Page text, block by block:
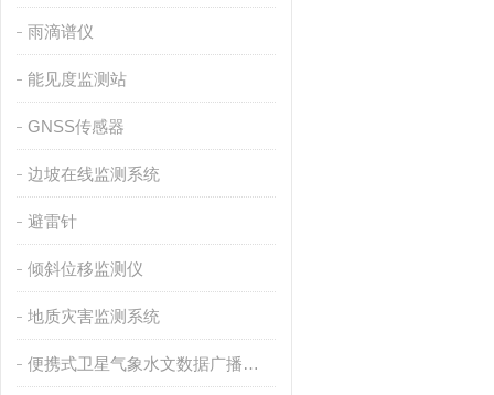
雨滴谱仪
能见度监测站
GNSS传感器
边坡在线监测系统
避雷针
倾斜位移监测仪
地质灾害监测系统
便携式卫星气象水文数据广播接收设备